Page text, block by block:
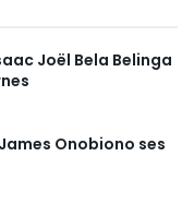
Joël Bela Belinga
Onobiono ses